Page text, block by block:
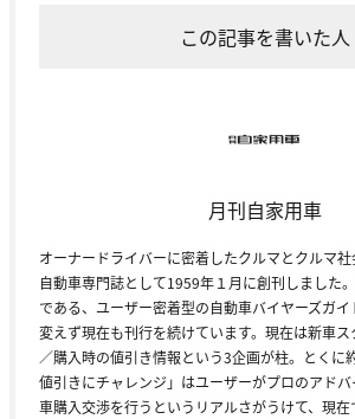
この記事を書いた人
月刊自家用車
オーナードライバーに密着したクルマとクルマ
自動車専門誌として1959年１月に創刊しました
である、ユーザー密着型の自動車バイヤーズガ
変えず現在も刊行を続けています。現在は新車
／購入時の値引き情報という3企画が柱。とくに
値引きにチャレンジ」はユーザーがプロのアド
車購入交渉を行うというリアルさがうけて、現